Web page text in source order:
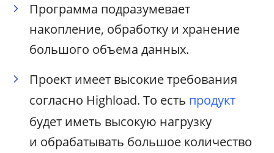
Программа подразумевает
накопление, обработку и хранение
большого объема данных.
Проект имеет высокие требования
согласно Highload. То есть продукт
будет иметь высокую нагрузку
и обрабатывать большое количество